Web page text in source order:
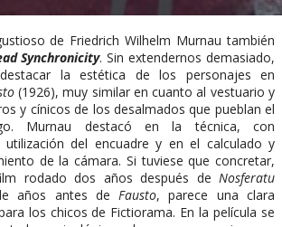
de Friedrich Wilhelm Murnau también
Synchronicity. Sin extendernos demasiado,
la estética de los personajes en
(1926), muy similar en cuanto al vestuario y
y cínicos de los desalmados que pueblan el
Murnau destacó en la técnica, con
utilización del encuadre y en el calculado y
de la cámara. Si tuviese que concretar,
rodado dos años después deNosferatu
años antes de Fausto, parece una clara
los chicos de Fictiorama. En la película se